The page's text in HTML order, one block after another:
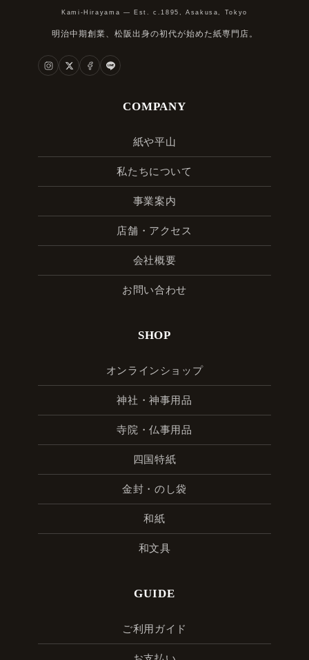
Kami-Hirayama — Est. c.1895, Asakusa, Tokyo
明治中期創業、松阪出身の初代が始めた紙専門店。
COMPANY
紙や平山
私たちについて
事業案内
店舗・アクセス
会社概要
お問い合わせ
SHOP
オンラインショップ
神社・神事用品
寺院・仏事用品
四国特紙
金封・のし袋
和紙
和文具
GUIDE
ご利用ガイド